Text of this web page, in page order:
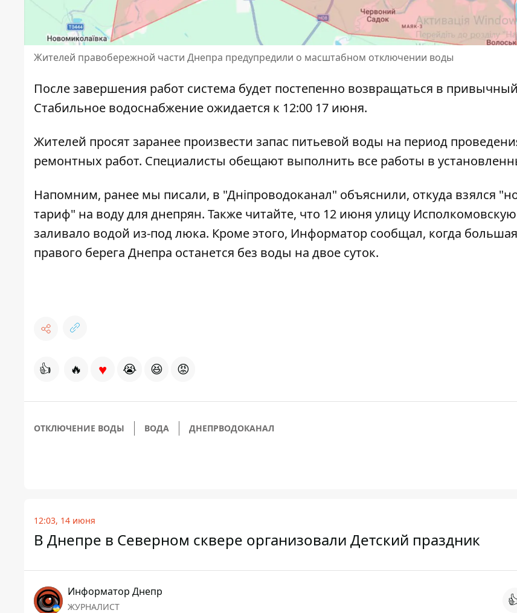
Жителей правобережной части Днепра предупредили о масштабном отключении воды
После завершения работ система будет постепенно возвращаться в
Стабильное водоснабжение ожидается к 12:00 17 июня.
Жителей просят заранее произвести запас питьевой воды на период
ремонтных работ. Специалисты обещают выполнить все работы в
Напомним, ранее мы писали, в "Дніпроводоканал" объяснили, откуда взялся
тариф" на воду для днепрян. Также читайте, что 12 июня улицу
заливало водой из-под люка. Кроме этого, Информатор сообщал, когда
правого берега Днепра останется без воды на двое суток.
👍 🔥 ♥ 😭 😆 😡
ОТКЛЮЧЕНИЕ ВОДЫ ВОДА ДНЕПРВОДОКАНАЛ
12:03, 14 июня
В Днепре в Северном сквере организовали Детский праздник
Информатор Днепр
ЖУРНАЛИСТ